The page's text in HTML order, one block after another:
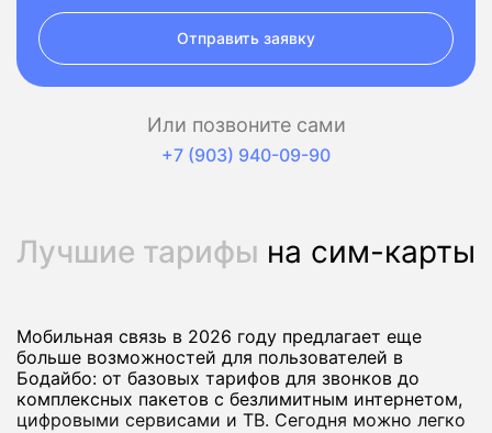
Отправить заявку
Или позвоните сами
+7 (903) 940-09-90
Лучшие тарифы на сим-карты
Мобильная связь в 2026 году предлагает еще
больше возможностей для пользователей в
Бодайбо: от базовых тарифов для звонков до
комплексных пакетов с безлимитным интернетом,
цифровыми сервисами и ТВ. Сегодня можно легко